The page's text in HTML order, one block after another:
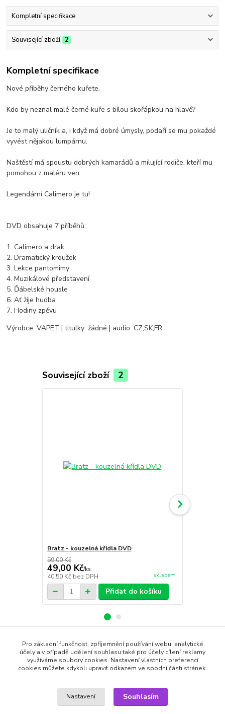
Kompletní specifikace
Související zboží 2
Kompletní specifikace
Nové příběhy černého kuřete.
Kdo by neznal malé černé kuře s bílou skořápkou na hlavě?
Je to malý uličník a, i když má dobré úmysly, podaří se mu pokaždé
vyvést nějakou lumpárnu.
Naštěstí má spoustu dobrých kamarádů a milující rodiče, kteří mu
pomohou z maléru ven.
Legendární Calimero je tu!
DVD obsahuje 7 příběhů:
1. Calimero a drak
2. Dramatický kroužek
3. Lekce pantomimy
4. Muzikálové představení
5. Ďábelské housle
6. Ať žije hudba
7. Hodiny zpěvu
Výrobce: VAPET | titulky: žádné | audio: CZ,SK,FR
Související zboží 2
Bratz - kouzelná křídla DVD
59,00 Kč
49,00 Kč/ks
40,50 Kč bez DPH skladem
Přidat do košíku
Zboží zařazeno v kategoriích
DVD filmy
Dětské filmy
Pro základní funkčnost, zpříjemnění používání webu, analytické
účely a v případě udělení souhlasu také pro účely cílení reklamy
využíváme soubory cookies. Nastavení vlastních preferencí
cookies můžete kdykoli upravit odkazem ve spodní části stránek.
Nastavení Souhlasím